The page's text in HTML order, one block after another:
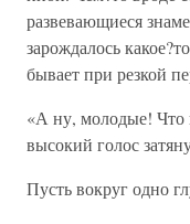
развевающиеся
зарождалось
бывает при резкой
«А ну, молодые!
высокий голос
Пусть вокруг одно